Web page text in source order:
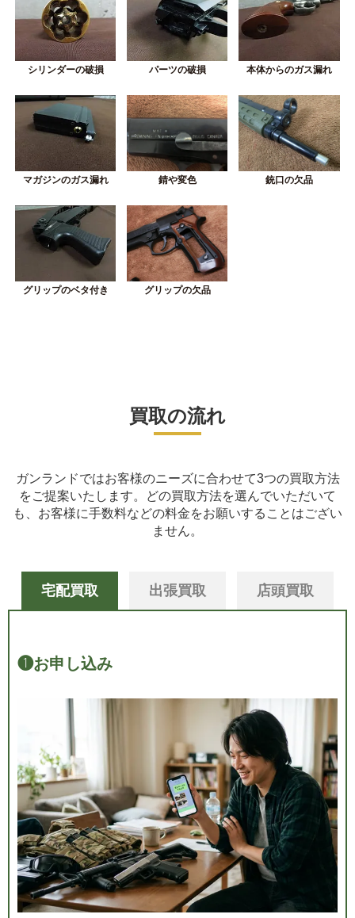
シリンダーの破損 パーツの破損 本体からのガス漏れ
マガジンのガス漏れ 錆や変色 銃口の欠品
グリップのベタ付き グリップの欠品
買取の流れ
ガンランドではお客様のニーズに合わせて3つの買取方法
をご提案いたします。
どの買取方法を選んでいただいて
も、お客様に手数料などの料金をお願いすることはござい
ません。
宅配買取 出張買取 店頭買取
❶お申し込み